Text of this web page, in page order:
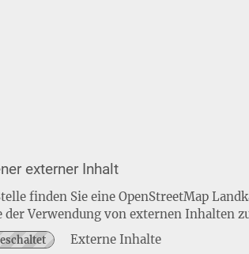
externer Inhalt
finden Sie eine OpenStreetMap
der Verwendung von externen Inhalten
Externe Inhalte